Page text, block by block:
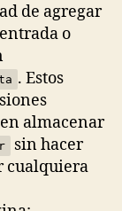
de agregar
o
. Estos
almacenar
sin hacer
cualquiera